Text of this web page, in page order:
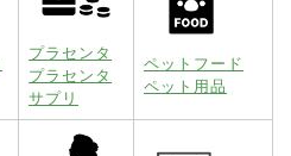
プラセンタ
プラセンタ
サプリ
ペットフード
ペット用品